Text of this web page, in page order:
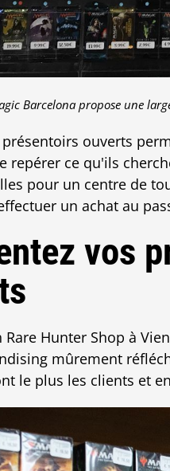
Barcelona propose une
présentoirs ouverts
repérer ce qu'ils
pour un centre de
un achat au
vos
Rare Hunter Shop à
mûrement
le plus les clients et